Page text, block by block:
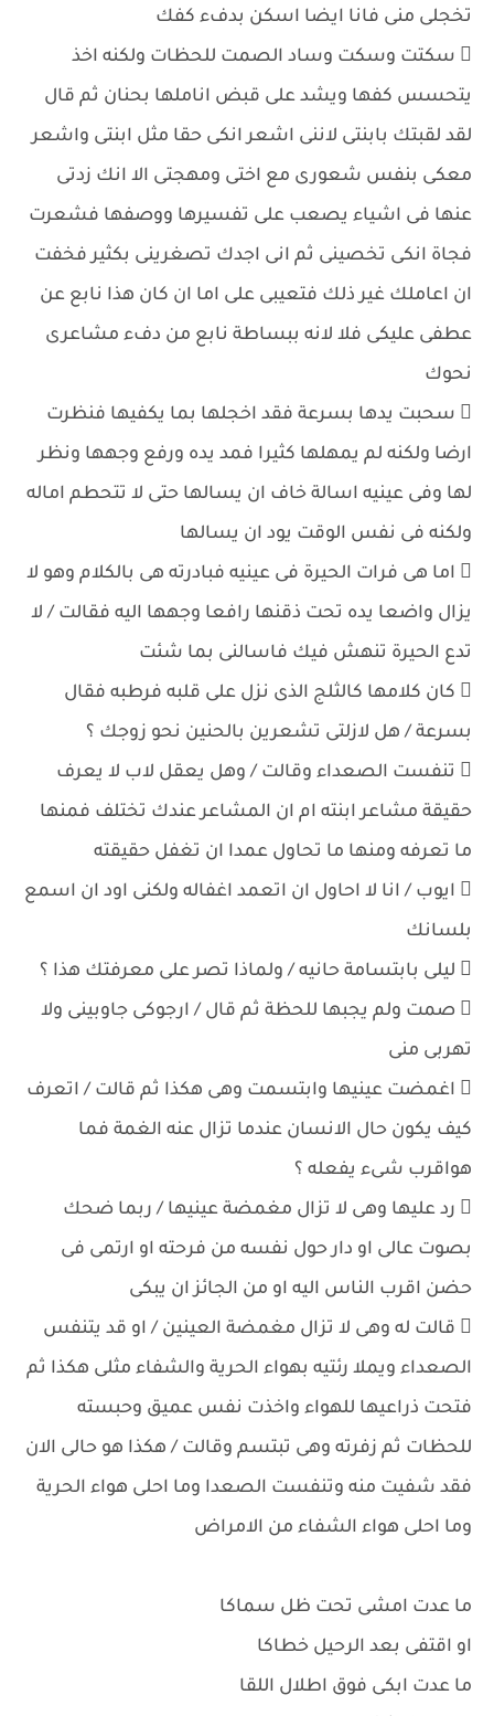
تخجلى منى فانا ايضا اسكن بدفء كفك
 سكتت وسكت وساد الصمت للحظات ولكنه اخذ
يتحسس كفها ويشد على قبض اناملها بحنان ثم قال
لقد لقبتك بابنتى لاننى اشعر انكى حقا مثل ابنتى واشعر
معكى بنفس شعورى مع اختى ومهجتى الا انك زدتى
عنها فى اشياء يصعب على تفسيرها ووصفها فشعرت
فجاة انكى تخصينى ثم انى اجدك تصغرينى بكثير فخفت
ان اعاملك غير ذلك فتعيبى على اما ان كان هذا نابع عن
عطفى عليكى فلا لانه ببساطة نابع من دفء مشاعرى
نحوك
 سحبت يدها بسرعة فقد اخجلها بما يكفيها فنظرت
ارضا ولكنه لم يمهلها كثيرا فمد يده ورفع وجهها ونظر
لها وفى عينيه اسالة خاف ان يسالها حتى لا تتحطم اماله
ولكنه فى نفس الوقت يود ان يسالها
 اما هى فرات الحيرة فى عينيه فبادرته هى بالكلام وهو لا
يزال واضعا يده تحت ذقنها رافعا وجهها اليه فقالت / لا
تدع الحيرة تنهش فيك فاسالنى بما شئت
 كان كلامها كالثلج الذى نزل على قلبه فرطبه فقال
بسرعة / هل لازلتى تشعرين بالحنين نحو زوجك ؟
 تنفست الصعداء وقالت / وهل يعقل لاب لا يعرف
حقيقة مشاعر ابنته ام ان المشاعر عندك تختلف فمنها
ما تعرفه ومنها ما تحاول عمدا ان تغفل حقيقته
 ايوب / انا لا احاول ان اتعمد اغفاله ولكنى اود ان اسمع
بلسانك
 ليلى بابتسامة حانيه / ولماذا تصر على معرفتك هذا ؟
 صمت ولم يجبها للحظة ثم قال / ارجوكى جاوبينى ولا
تهربى منى
 اغمضت عينيها وابتسمت وهى هكذا ثم قالت / اتعرف
كيف يكون حال الانسان عندما تزال عنه الغمة فما
هواقرب شىء يفعله ؟
 رد عليها وهى لا تزال مغمضة عينيها / ربما ضحك
بصوت عالى او دار حول نفسه من فرحته او ارتمى فى
حضن اقرب الناس اليه او من الجائز ان يبكى
 قالت له وهى لا تزال مغمضة العينين / او قد يتنفس
الصعداء ويملا رئتيه بهواء الحرية والشفاء مثلى هكذا ثم
فتحت ذراعيها للهواء واخذت نفس عميق وحبسته
للحظات ثم زفرته وهى تبتسم وقالت / هكذا هو حالى الان
فقد شفيت منه وتنفست الصعدا وما احلى هواء الحرية
وما احلى هواء الشفاء من الامراض
ما عدت امشى تحت ظل سماكا
او اقتفى بعد الرحيل خطاكا
ما عدت ابكى فوق اطلال اللقا